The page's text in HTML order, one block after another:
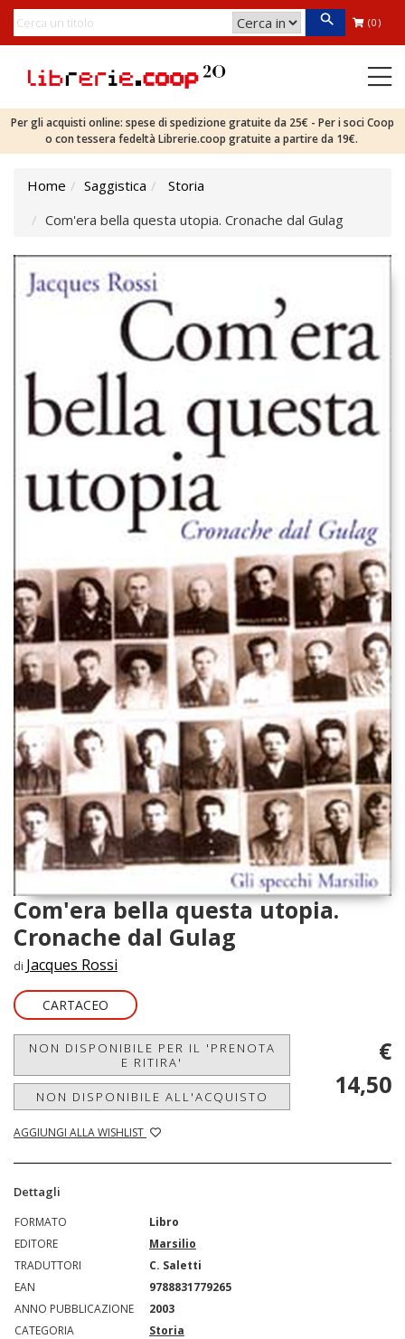
(0)
Per gli acquisti online: spese di spedizione gratuite da 25€ - Per i soci Coop
o con tessera fedeltà Librerie.coop gratuite a partire da 19€.
Home Saggistica
Storia
Com'era bella questa utopia. Cronache dal Gulag
Com'era bella questa utopia.
Cronache dal Gulag
di Jacques Rossi
CARTACEO
NON DISPONIBILE PER IL 'PRENOTA
E RITIRA'
NON DISPONIBILE ALL'ACQUISTO
AGGIUNGI ALLA WISHLIST
€
14,50
Dettagli
FORMATO
Libro
EDITORE
Marsilio
TRADUTTORI
C. Saletti
EAN
9788831779265
ANNO PUBBLICAZIONE
2003
CATEGORIA
Storia